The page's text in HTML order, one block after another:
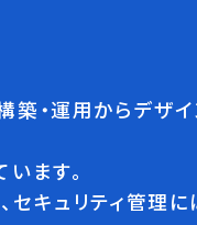
・運用からデザ
ます。
キュリティ管理